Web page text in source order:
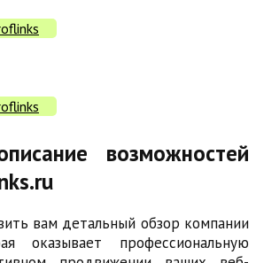
возможностей
вам детальный обзор компании
оказывает профессиональную